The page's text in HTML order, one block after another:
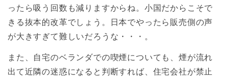
ったら吸う回数も減りますからね。小国だからこそで
きる抜本的改革でしょう。日本でやったら販売側の声
が大きすぎて難しいだろうな・・・。
また、自宅のベランダでの喫煙についても、煙が流れ
出て近隣の迷惑になると判断すれば、住宅会社が禁止